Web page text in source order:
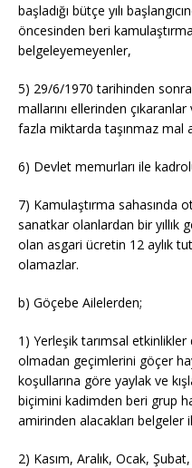
başladığı bütçe yılı
öncesinden beri
belgeleyemeyenler,
5) 29/6/1970 tarihinden
mallarını ellerinden
fazla miktarda taşınmaz mal
6) Devlet memurları ile
7) Kamulaştırma sahasında
sanatkar olanlardan bir yıllık
olan asgari ücretin 12 aylık
olamazlar.
b) Göçebe Ailelerden;
1) Yerleşik tarımsal etkinlikler
olmadan geçimlerini göçer
koşullarına göre yaylak ve
biçimini kadimden beri grup
amirinden alacakları belgeler
2) Kasım, Aralık, Ocak,